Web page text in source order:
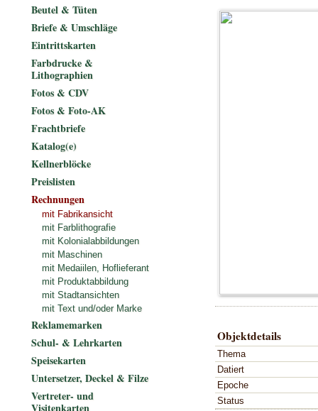
Objektdetails
Thema
Datiert
Epoche
Status
Beutel & Tüten
Briefe & Umschläge
Eintrittskarten
Farbdrucke &
Lithographien
Fotos & CDV
Fotos & Foto-AK
Frachtbriefe
Katalog(e)
Kellnerblöcke
Preislisten
Rechnungen
mit Fabrikansicht
mit Farblithografie
mit Kolonialabbildungen
mit Maschinen
mit Medaiilen, Hoflieferant
mit Produktabbildung
mit Stadtansichten
mit Text und/oder Marke
Reklamemarken
Schul- & Lehrkarten
Speisekarten
Untersetzer, Deckel & Filze
Vertreter- und
Visitenkarten